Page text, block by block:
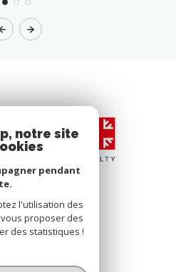
droits réservés
notre site
pendant
l'utilisation des
proposer des
des statistiques !